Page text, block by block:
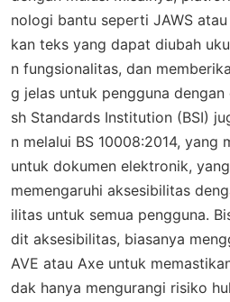
nologi bantu seperti JAWS
kan teks yang dapat diubah
n fungsionalitas, dan
g jelas untuk pengguna
sh Standards Institution (BSI)
n melalui BS 10008:2014, yang
untuk dokumen elektronik,
memengaruhi aksesibilitas
ilitas untuk semua pengguna.
dit aksesibilitas, biasanya
AVE atau Axe untuk
dak hanya mengurangi risiko